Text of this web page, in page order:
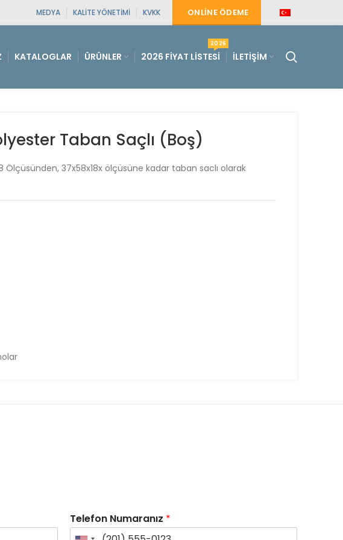
MEDYA KALITE YÖNETIMI KVKK ONLINE ÖDEME
KATALOGLAR ÜRÜNLER 2026 FIYAT LISTESI
2026
İLETIŞIM
Taban Saçlı (Boş)
Ölçüsünden, 37x58x18x ölçüsüne kadar taban saclı olarak
Telefon Numaranız *